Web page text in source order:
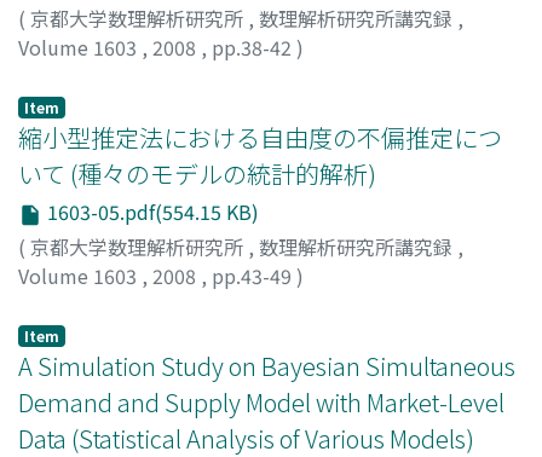
( 京都大学数理解析研究所 , 数理解析研究所講究録 ,
Volume 1603 , 2008 , pp.38-42 )
Item
縮小型推定法における自由度の不偏推定につ
いて (種々のモデルの統計的解析)
1603-05.pdf(554.15 KB)
( 京都大学数理解析研究所 , 数理解析研究所講究録 ,
Volume 1603 , 2008 , pp.43-49 )
Item
A Simulation Study on Bayesian Simultaneous
Demand and Supply Model with Market-Level
Data (Statistical Analysis of Various Models)